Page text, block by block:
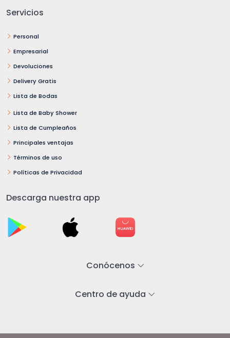
Servicios
Personal
Empresarial
Devoluciones
Delivery Gratis
Lista de Bodas
Lista de Baby Shower
Lista de Cumpleaños
Principales ventajas
Términos de uso
Políticas de Privacidad
Descarga nuestra app
Conócenos
Centro de ayuda